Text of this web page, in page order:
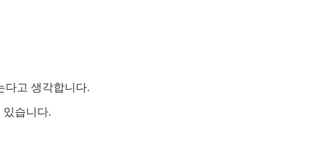
다고 생각합니다.
있습니다.